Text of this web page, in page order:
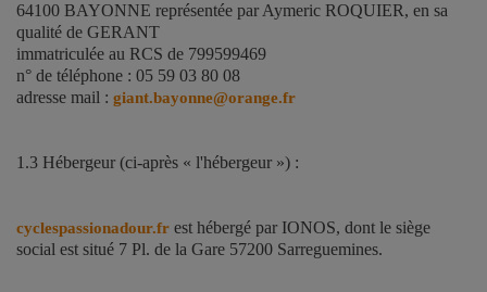
64100 BAYONNE représentée par Aymeric ROQUIER, en sa
qualité de GERANT
immatriculée au RCS de 799599469
n° de téléphone : 05 59 03 80 08
adresse mail : giant.bayonne@orange.fr
1.3 Hébergeur (ci-après « l'hébergeur ») :
cyclespassionadour.fr est hébergé par IONOS, dont le siège
social est situé 7 Pl. de la Gare 57200 Sarreguemines.